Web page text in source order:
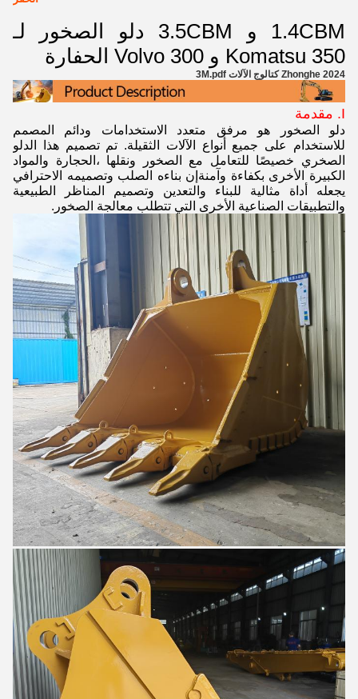
1.4CBM و 3.5CBM دلو الصخور لـ
Komatsu 350 و Volvo 300 الحفارة
2024 Zhonghe كتالوج الآلات 3M.pdf
I. مقدمة
دلو الصخور هو مرفق متعدد الاستخدامات ودائم المصمم
للاستخدام على جميع أنواع الآلات الثقيلة. تم تصميم هذا الدلو
الصخري خصيصًا للتعامل مع الصخور ونقلها ،الحجارة والمواد
الكبيرة الأخرى بكفاءة وآمنةإن بناءه الصلب وتصميمه الاحترافي
يجعله أداة مثالية للبناء والتعدين وتصميم المناظر الطبيعية
والتطبيقات الصناعية الأخرى التي تتطلب معالجة الصخور.